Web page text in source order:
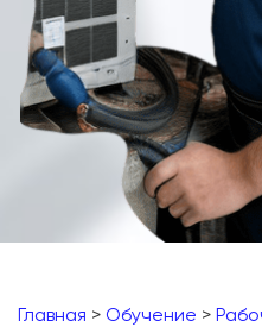
Главная > Обучение >